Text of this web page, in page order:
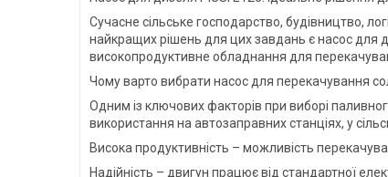
Сучасне сільське господарство, будівництво,
найкращих рішень для цих завдань є насос для
високопродуктивне обладнання для
Чому варто вибрати насос для перекачування
Одним із ключових факторів при виборі
використання на автозаправних станціях, у
Висока продуктивність – можливість
Надійність – двигун працює від стандартної